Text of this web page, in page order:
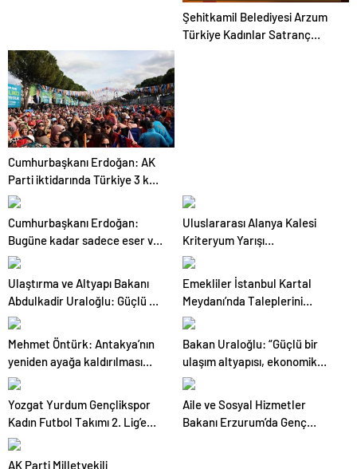
Şehitkamil Belediyesi Arzum
Türkiye Kadınlar Satranç
Cumhurbaşkanı Erdoğan: AK
Parti iktidarında Türkiye 3 kat
büyüdü
Cumhurbaşkanı Erdoğan:
Bugüne kadar sadece eser ve
hizmet siyaseti yaptık
Uluslararası Alanya Kalesi
Kriteryum Yarışı
Gerçekleştirildi
Ulaştırma ve Altyapı Bakanı
Abdulkadir Uraloğlu: Güçlü bir
ulaşım altyapısı, ekonomik
büyümenin birincil şartıdır
Emekliler İstanbul Kartal
Meydanı’nda Taleplerini
Sıraladı
Mehmet Öntürk: Antakya’nın
yeniden ayağa kaldırılması
önceliğimiz
Bakan Uraloğlu: “Güçlü bir
ulaşım altyapısı, ekonomik
büyümenin birincil şartıdır”
Yozgat Yurdum Gençlikspor
Kadın Futbol Takımı 2. Lig’e
Yükselmek İstiyor
Aile ve Sosyal Hizmetler
Bakanı Erzurum’da Genç
AK Parti Milletvekili